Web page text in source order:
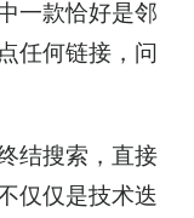
一款恰好是邻
任何链接，问
结搜索，直接
仅仅是技术迭